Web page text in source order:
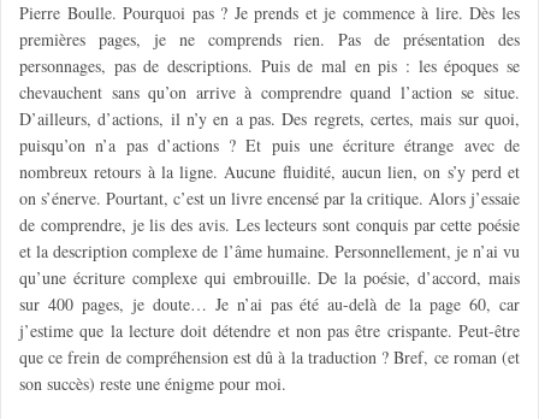
Pierre Boulle. Pourquoi pas ? Je prends et je commence à lire. Dès les
premières pages, je ne comprends rien. Pas de présentation des
personnages, pas de descriptions. Puis de mal en pis : les époques se
chevauchent sans qu’on arrive à comprendre quand l’action se situe.
D’ailleurs, d’actions, il n’y en a pas. Des regrets, certes, mais sur quoi,
puisqu’on n’a pas d’actions ? Et puis une écriture étrange avec de
nombreux retours à la ligne. Aucune fluidité, aucun lien, on s’y perd et
on s’énerve. Pourtant, c’est un livre encensé par la critique. Alors j’essaie
de comprendre, je lis des avis. Les lecteurs sont conquis par cette poésie
et la description complexe de l’âme humaine. Personnellement, je n’ai vu
qu’une écriture complexe qui embrouille. De la poésie, d’accord, mais
sur 400 pages, je doute… Je n’ai pas été au-delà de la page 60, car
j’estime que la lecture doit détendre et non pas être crispante. Peut-être
que ce frein de compréhension est dû à la traduction ? Bref, ce roman (et
son succès) reste une énigme pour moi.